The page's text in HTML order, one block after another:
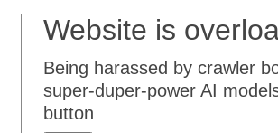
Website is
Being harassed by crawler
super-duper-power AI
button